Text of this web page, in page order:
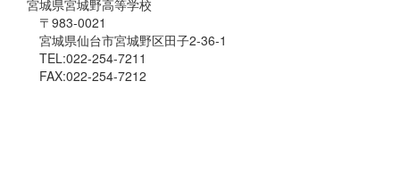
宮城県宮城野高等学校
〒983-0021
宮城県仙台市宮城野区田子2-36-1
TEL:022-254-7211
FAX:022-254-7212